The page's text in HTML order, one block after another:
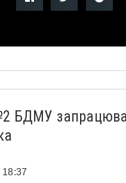
№2 БДМУ
18:37